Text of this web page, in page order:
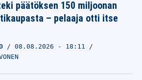
päätöksen 150 miljoonan
– pelaaja otti itse
08.08.2026 - 18:11